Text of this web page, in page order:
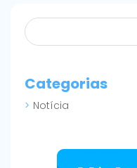
Categorias
Notícia